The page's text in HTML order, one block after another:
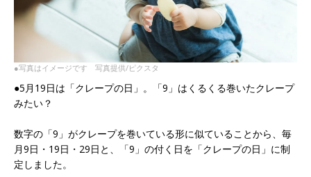
●写真はイメージです 写真提供/ピクスタ
●5月19日は「クレープの日」。「9」はくるくる巻いたクレープ
みたい？
数字の「9」がクレープを巻いている形に似ていることから、毎
月9日・19日・29日と、「9」の付く日を「クレープの日」に制
定しました。